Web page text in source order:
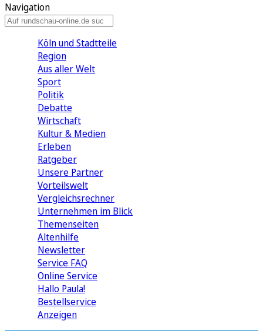
Navigation
Köln und Stadtteile
Region
Aus aller Welt
Sport
Politik
Debatte
Wirtschaft
Kultur & Medien
Erleben
Ratgeber
Unsere Partner
Vorteilswelt
Vergleichsrechner
Unternehmen im Blick
Themenseiten
Altenhilfe
Newsletter
Service FAQ
Online Service
Hallo Paula!
Bestellservice
Anzeigen